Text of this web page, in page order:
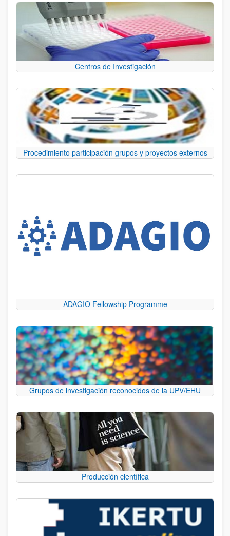
Centros de Investigación
Procedimiento participación grupos y proyectos externos
ADAGIO Fellowship Programme
Grupos de investigación reconocidos de la UPV/EHU
Producción científica